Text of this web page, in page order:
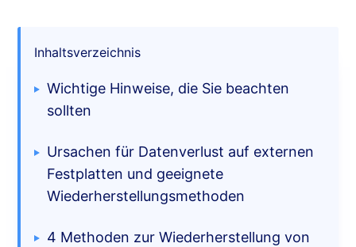
Inhaltsverzeichnis
Wichtige Hinweise, die Sie beachten
sollten
Ursachen für Datenverlust auf externen
Festplatten und geeignete
Wiederherstellungsmethoden
4 Methoden zur Wiederherstellung von